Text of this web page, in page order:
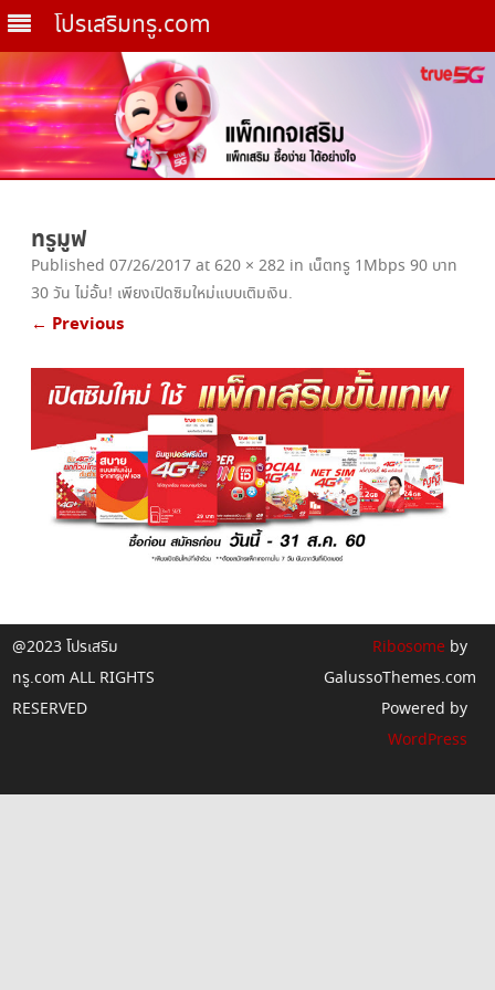
โปรเสริมทรู.com
ทรูมูฟ
Published 07/26/2017 at 620 × 282 in เน็ตทรู 1Mbps 90 บาท
30 วัน ไม่อั้น! เพียงเปิดซิมใหม่แบบเติมเงิน.
← Previous
@2023 โปรเสริม
ทรู.com ALL RIGHTS
RESERVED
Ribosomeby
GalussoThemes.com
Powered by
WordPress